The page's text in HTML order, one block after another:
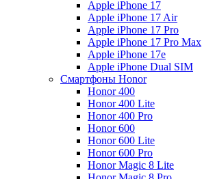
Apple iPhone 17
Apple iPhone 17 Air
Apple iPhone 17 Pro
Apple iPhone 17 Pro Max
Apple iPhone 17e
Apple iPhone Dual SIM
Смартфоны Honor
Honor 400
Honor 400 Lite
Honor 400 Pro
Honor 600
Honor 600 Lite
Honor 600 Pro
Honor Magic 8 Lite